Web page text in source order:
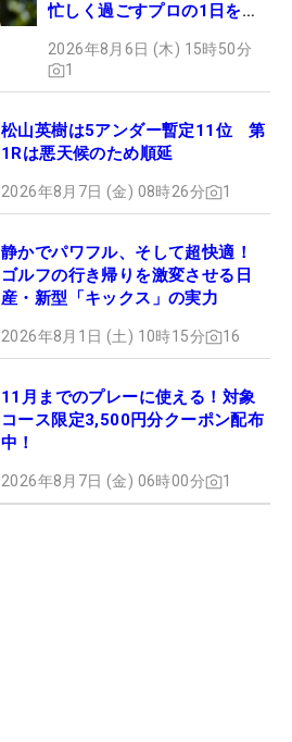
忙しく過ごすプロの1日を公
2026年8月6日 (木) 15時50分
1
松山英樹は5アンダー暫定11位 第
1Rは悪天候のため順延
2026年8月7日 (金) 08時26分 1
静かでパワフル、そして超快適！
ゴルフの行き帰りを激変させる日
産・新型「キックス」の実力
2026年8月1日 (土) 10時15分 16
11月までのプレーに使える！対象
コース限定3,500円分クーポン配布
中！
2026年8月7日 (金) 06時00分 1